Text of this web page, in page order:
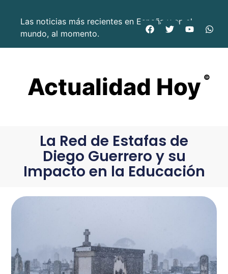
Las noticias más recientes en España y en el
mundo, al momento.
Actualidad Hoy ©
La Red de Estafas de
Diego Guerrero y su
Impacto en la Educación